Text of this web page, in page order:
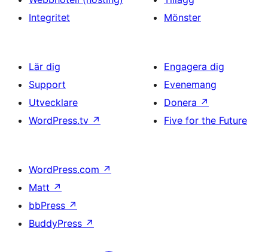
Integritet
Mönster
Lär dig
Support
Utvecklare
WordPress.tv ↗
Engagera dig
Evenemang
Donera ↗
Five for the Future
WordPress.com ↗
Matt ↗
bbPress ↗
BuddyPress ↗